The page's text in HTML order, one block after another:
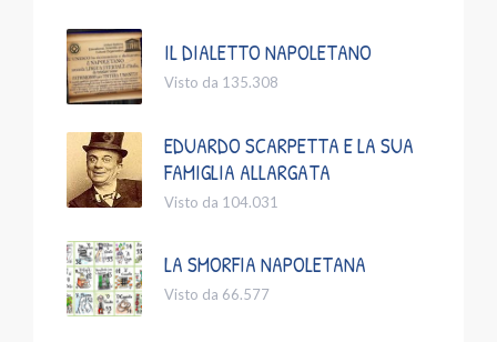
IL DIALETTO NAPOLETANO
Visto da 135.308
EDUARDO SCARPETTA E LA SUA
FAMIGLIA ALLARGATA
Visto da 104.031
LA SMORFIA NAPOLETANA
Visto da 66.577